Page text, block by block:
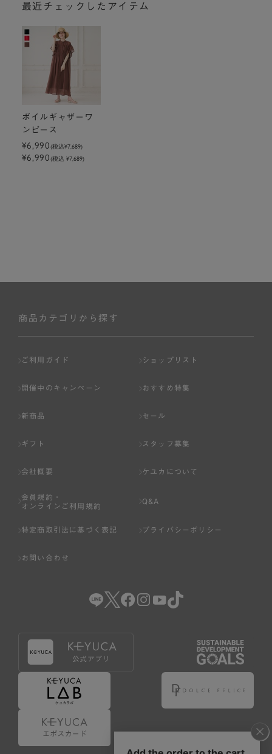
最近チェックしたアイテム
ボイルギャザーワ
ンピース
¥6,990(税込¥7,689)
¥6,990(税込 ¥7,689)
商品カテゴリから探す
ご利用ガイド ショップリスト
開催中のキャンペーン おすすめ特集
新商品 セール
ギフト スタッフ募集
会社概要 ケユカについて
会員規約・
オンラインご利用規約
Q&A
特定商取引法に基づく表記 プライバシーポリシー
お問い合わせ